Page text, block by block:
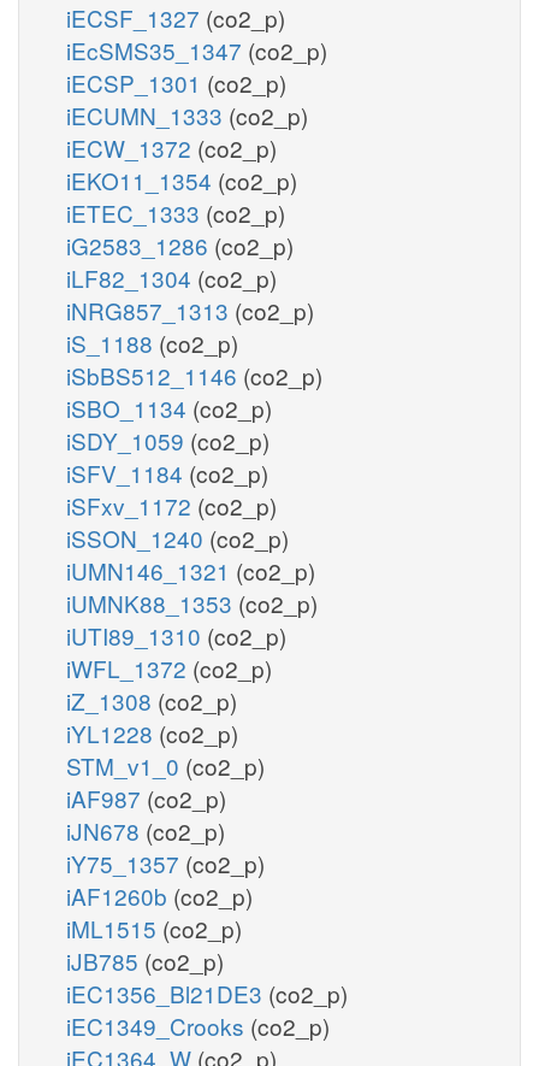
iECSF_1327 (co2_p)
iEcSMS35_1347 (co2_p)
iECSP_1301 (co2_p)
iECUMN_1333 (co2_p)
iECW_1372 (co2_p)
iEKO11_1354 (co2_p)
iETEC_1333 (co2_p)
iG2583_1286 (co2_p)
iLF82_1304 (co2_p)
iNRG857_1313 (co2_p)
iS_1188 (co2_p)
iSbBS512_1146 (co2_p)
iSBO_1134 (co2_p)
iSDY_1059 (co2_p)
iSFV_1184 (co2_p)
iSFxv_1172 (co2_p)
iSSON_1240 (co2_p)
iUMN146_1321 (co2_p)
iUMNK88_1353 (co2_p)
iUTI89_1310 (co2_p)
iWFL_1372 (co2_p)
iZ_1308 (co2_p)
iYL1228 (co2_p)
STM_v1_0 (co2_p)
iAF987 (co2_p)
iJN678 (co2_p)
iY75_1357 (co2_p)
iAF1260b (co2_p)
iML1515 (co2_p)
iJB785 (co2_p)
iEC1356_Bl21DE3 (co2_p)
iEC1349_Crooks (co2_p)
iEC1364_W (co2_p)